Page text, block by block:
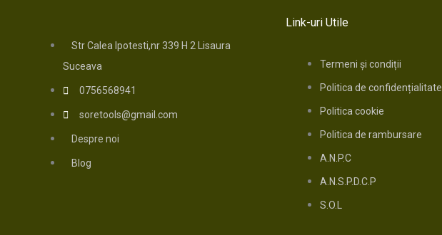
Str Calea Ipotesti,nr 339 H 2 Lisaura
Suceava
0756568941
soretools@gmail.com
Despre noi
Blog
Link-uri Utile
Termeni și condiții
Politica de confidențialitate
Politica cookie
Politica de rambursare
A.N.P.C
A.N.S.P.D.C.P
S.O.L